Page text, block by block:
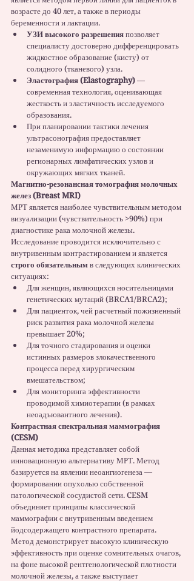
возрасте до 40 лет, а также в периоды
беременности и лактации.
УЗИ высокого разрешения позволяет
специалисту достоверно дифференцировать
жидкостное образование (кисту) от
солидного (тканевого) узла.
Эластография (Elastography) —
современная технология, оценивающая
жесткость и эластичность исследуемого
образования.
При планировании тактики лечения
ультрасонография предоставляет
незаменимую информацию о состоянии
регионарных лимфатических узлов и
окружающих мягких тканей.
Магнитно-резонансная томография молочных
желез (Breast MRI)
МРТ является наиболее чувствительным методом
визуализации (чувствительность >90%) при
диагностике рака молочной железы.
Исследование проводится исключительно с
внутривенным контрастированием и является
строго обязательным в следующих клинических
ситуациях:
Для женщин, являющихся носительницами
генетических мутаций (BRCA1/BRCA2);
Для пациенток, чей расчетный пожизненный
риск развития рака молочной железы
превышает 20%;
Для точного стадирования и оценки
истинных размеров злокачественного
процесса перед хирургическим
вмешательством;
Для мониторинга эффективности
проводимой химиотерапии (в рамках
неоадъювантного лечения).
Контрастная спектральная маммография
(CESM)
Данная методика представляет собой
инновационную альтернативу МРТ. Метод
базируется на явлении неоангиогенеза —
формировании опухолью собственной
патологической сосудистой сети. CESM
объединяет принципы классической
маммографии с внутривенным введением
йодсодержащего контрастного препарата.
Метод демонстрирует высокую клиническую
эффективность при оценке сомнительных очагов,
на фоне высокой рентгенологической плотности
молочной железы, а также выступает